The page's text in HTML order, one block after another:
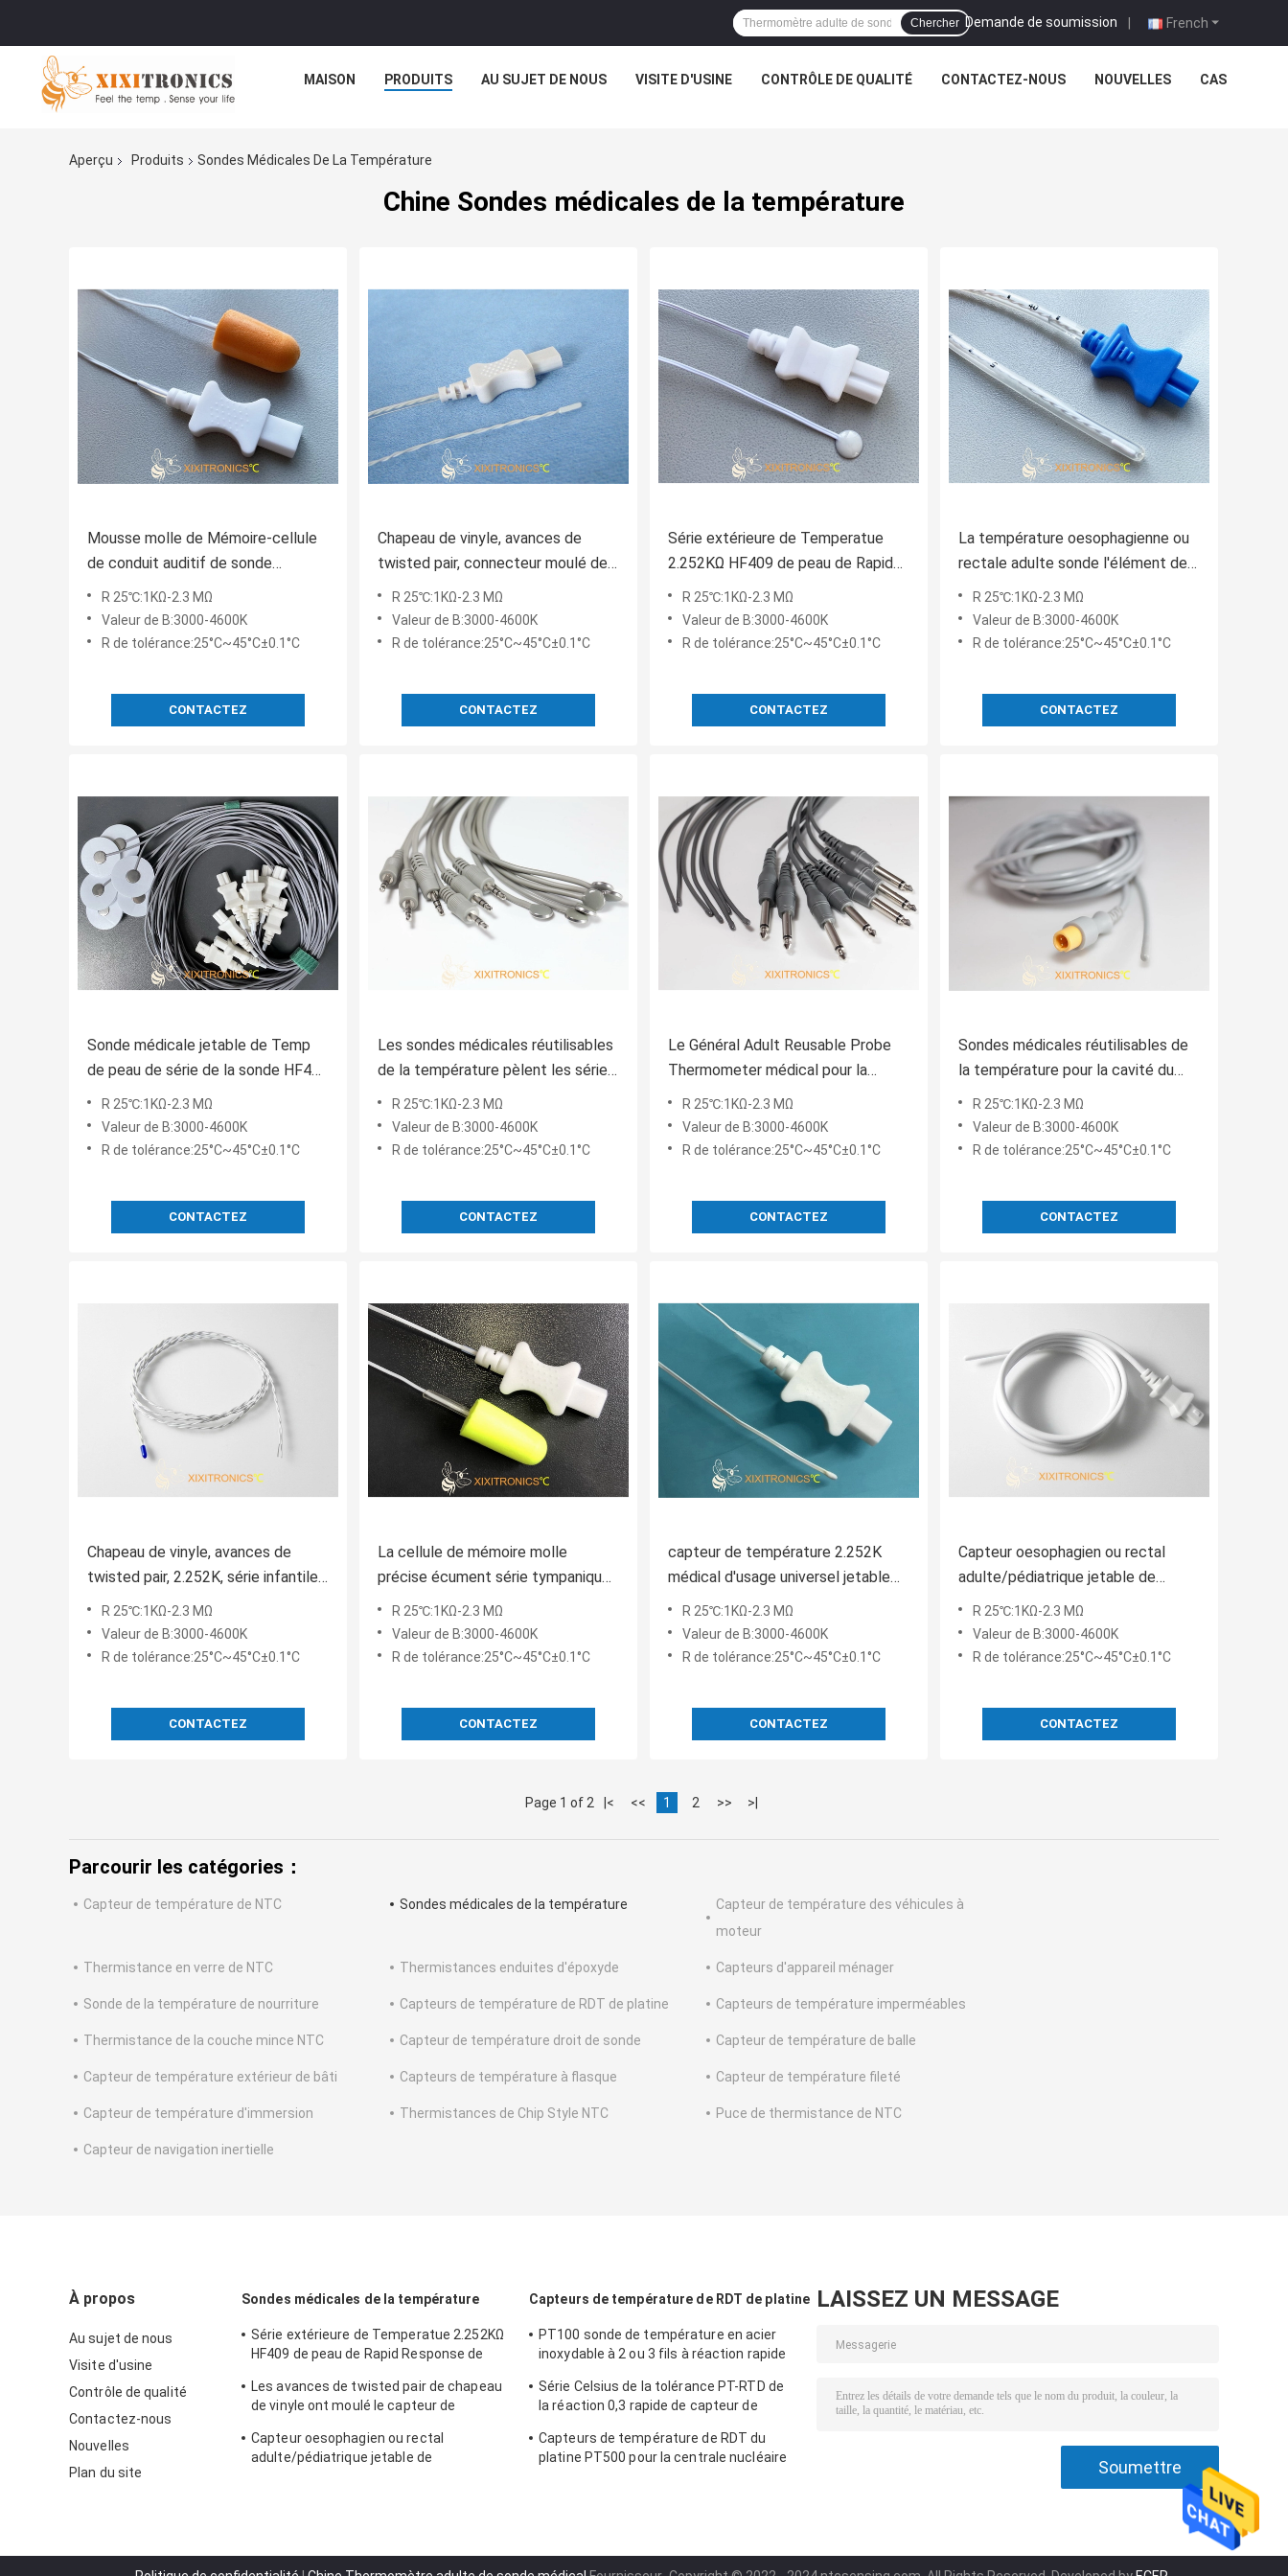
French
Demande de soumission |
Chercher
MAISON PRODUITS AU SUJET DE NOUS VISITE D'USINE CONTRÔLE DE QUALITÉ CONTACTEZ-NOUS NOUVELLES CAS
Aperçu Produits Sondes Médicales De La Température
Chine Sondes médicales de la température
Mousse molle de Mémoire-cellule
de conduit auditif de sonde
tympanique médicale jetable de la
température avec la série
homogène des dimensions HF416
R 25℃:1KΩ-2.3 MΩ
Valeur de B:3000-4600K
R de tolérance:25°C~45°C±0.1°C
CONTACTEZ
Chapeau de vinyle, avances de
twisted pair, connecteur moulé de
style de Molex, capteur de
température 2.252K médical
d'usage universel jetable
R 25℃:1KΩ-2.3 MΩ
Valeur de B:3000-4600K
R de tolérance:25°C~45°C±0.1°C
CONTACTEZ
Série extérieure de Temperatue
2.252KΩ HF409 de peau de Rapid
Response de sonde médicale
jetable de capteur
R 25℃:1KΩ-2.3 MΩ
Valeur de B:3000-4600K
R de tolérance:25°C~45°C±0.1°C
CONTACTEZ
La température oesophagienne ou
rectale adulte sonde l'élément de
thermistance de la série 2.252KΩ
d'à haute fréquence 401
R 25℃:1KΩ-2.3 MΩ
Valeur de B:3000-4600K
R de tolérance:25°C~45°C±0.1°C
CONTACTEZ
Sonde médicale jetable de Temp
de peau de série de la sonde HF409
de température de surface de peau
R 25℃:1KΩ-2.3 MΩ
Valeur de B:3000-4600K
R de tolérance:25°C~45°C±0.1°C
CONTACTEZ
Les sondes médicales réutilisables
de la température pèlent les séries
HF409 extérieures
R 25℃:1KΩ-2.3 MΩ
Valeur de B:3000-4600K
R de tolérance:25°C~45°C±0.1°C
CONTACTEZ
Le Général Adult Reusable Probe
Thermometer médical pour la
cavité du corps HF403
R 25℃:1KΩ-2.3 MΩ
Valeur de B:3000-4600K
R de tolérance:25°C~45°C±0.1°C
CONTACTEZ
Sondes médicales réutilisables de
la température pour la cavité du
corps HF405
R 25℃:1KΩ-2.3 MΩ
Valeur de B:3000-4600K
R de tolérance:25°C~45°C±0.1°C
CONTACTEZ
Chapeau de vinyle, avances de
twisted pair, 2.252K, série infantile
d'usage universel jetable du
capteur de température d'optique
MF5A-7T
R 25℃:1KΩ-2.3 MΩ
Valeur de B:3000-4600K
R de tolérance:25°C~45°C±0.1°C
CONTACTEZ
La cellule de mémoire molle
précise écument série tympanique
médicale du capteur de
température HF416
R 25℃:1KΩ-2.3 MΩ
Valeur de B:3000-4600K
R de tolérance:25°C~45°C±0.1°C
CONTACTEZ
capteur de température 2.252K
médical d'usage universel jetable
avec le fil de PVC de catégorie
médicale de 30 A.W.G. 400 séries
R 25℃:1KΩ-2.3 MΩ
Valeur de B:3000-4600K
R de tolérance:25°C~45°C±0.1°C
CONTACTEZ
Capteur oesophagien ou rectal
adulte/pédiatrique jetable de
Temperatue sonde à haute
fréquence 2.252K 401 séries
R 25℃:1KΩ-2.3 MΩ
Valeur de B:3000-4600K
R de tolérance:25°C~45°C±0.1°C
CONTACTEZ
Page 1 of 2 |< << 1 2 >> >|
Parcourir les catégories：
Capteur de température de NTC Sondes médicales de la température
Capteur de température des véhicules à
moteur
Thermistance en verre de NTC Thermistances enduites d'époxyde Capteurs d'appareil ménager
Sonde de la température de nourriture Capteurs de température de RDT de platine Capteurs de température imperméables
Thermistance de la couche mince NTC Capteur de température droit de sonde Capteur de température de balle
Capteur de température extérieur de bâti Capteurs de température à flasque Capteur de température fileté
Capteur de température d'immersion Thermistances de Chip Style NTC Puce de thermistance de NTC
Capteur de navigation inertielle
À propos
Au sujet de nous
Visite d'usine
Contrôle de qualité
Contactez-nous
Nouvelles
Plan du site
Sondes médicales de la température
Série extérieure de Temperatue 2.252KΩ
HF409 de peau de Rapid Response de
Les avances de twisted pair de chapeau
de vinyle ont moulé le capteur de
jetable de connecteur 2.252K 400 séries
Capteur oesophagien ou rectal
adulte/pédiatrique jetable de
Capteurs de température de RDT de platine
PT100 sonde de température en acier
inoxydable à 2 ou 3 fils à réaction rapide
Série Celsius de la tolérance PT-RTD de
la réaction 0,3 rapide de capteur de
veste PT100 PT1000 de rond de silicium
Capteurs de température de RDT du
platine PT500 pour la centrale nucléaire
LAISSEZ UN MESSAGE